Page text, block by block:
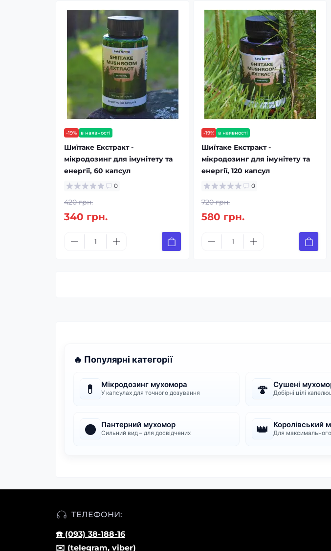
-19% в наявності
Шиїтаке Екстракт -
мікродозинг для імунітету та
енергії, 60 капсул
0
420 грн.
340 грн.
-19% в наявності
Шиїтаке Екстракт -
мікродозинг для імунітету та
енергії, 120 капсул
0
720 грн.
580 грн.
🔥 Популярні категорії
💊 Мікродозинг мухомора
У капсулах для точного дозування 🍄 Сушені
Добірні цілі
⚫ Пантерний мухомор
Сильний вид – для досвідчених 👑 Королівський
Для
ТЕЛЕФОНИ:
☎️ (093) 38-188-16
✉️ (telegram, viber)